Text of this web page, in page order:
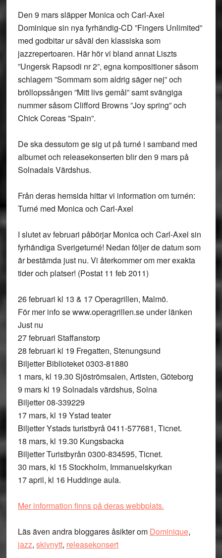
Den 9 mars släpper Monica och Carl-Axel
Dominique sin nya fyrhändig-CD ”Fingers Unlimited”
med godbitar ur såväl den klassiska som
jazzrepertoaren. Här hör vi bland annat Liszts
”Ungersk Rapsodi nr 2”, egna kompositioner såsom
schlagern ”Sommarn som aldrig säger nej” och
bröllopssången ”Mitt livs gemål” samt svängiga
nummer såsom Clifford Browns ”Joy spring” och
Chick Coreas ”Spain”.
De ska dessutom ge sig ut på turné i samband med
albumet och releasekonserten blir den 9 mars på
Solnadals Värdshus.
Från deras hemsida hittar vi information om turnén:
Turné med Monica och Carl-Axel
I slutet av februari påbörjar Monica och Carl-Axel sin
fyrhändiga Sverigeturné! Nedan följer de datum som
är bestämda just nu. Vi återkommer om mer exakta
tider och platser! (Postat 11 feb 2011)
26 februari kl 13 & 17 Operagrillen, Malmö.
För mer info se www.operagrillen.se under länken
Just nu
27 februari Staffanstorp
28 februari kl 19 Fregatten, Stenungsund
Biljetter Biblioteket 0303-81880
1 mars, kl 19.30 Sjöströmsalen, Artisten, Göteborg
9 mars kl 19 Solnadals värdshus, Solna
Biljetter 08-339229
17 mars, kl 19 Ystad teater
Biljetter Ystads turistbyrå 0411-577681, Ticnet.
18 mars, kl 19.30 Kungsbacka
Biljetter Turistbyrån 0300-834595, Ticnet.
30 mars, kl 15 Stockholm, Immanuelskyrkan
17 april, kl 16 Huddinge aula.
Mer information finns på deras webbplats.
Läs även andra bloggares åsikter om Dominique,
jazz, skivnytt, releasekonsert